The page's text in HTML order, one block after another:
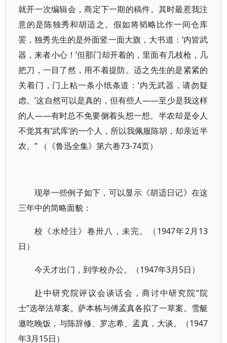
就开一次编辑会，商定下一期的稿件。其时最惹我注
意的是陈独秀和胡适之。假如将韬略比作一间仓库
罢，独秀先生的是外面竖一面大旗，大书道：‘内皆武
器，来者小心！’但那门却开着的，里面有几枝枪，几
把刀，一目了然，用不着提防。适之先生的是紧紧的
关着门，门上粘一条小纸条道：‘内无武器，请勿疑
虑。’这自然可以是真的，但有些人——至少是我这样
的人——有时总不免要侧着头想一想。半农却是令人
不觉其有‘武库’的一个人，所以我佩服陈胡，却亲近半
农。” （《鲁迅全集》第六卷73-74页）
现举一些例子如下，可以显示《胡适日记》在这
三年中的简略面貌：
校《水经注》卷卅八，未完。（1947年2月13
日）
今天才出门，到学校办公。（1947年3月5日）
赴中研究院评议会谈话会，商讨中研究院“院
士”选举法草案。萨本栋与傅孟真各拟了一草案。雪艇
邀吃晚饭，与陈辞修、罗志希、孟真，大谈。（1947
年3月15日）